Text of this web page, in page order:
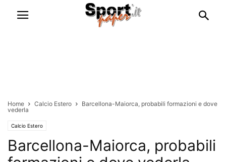
Home Calcio Estero
Barcellona-Maiorca, probabili formazioni e dove
vederla
Calcio Estero
Barcellona-Maiorca, probabili